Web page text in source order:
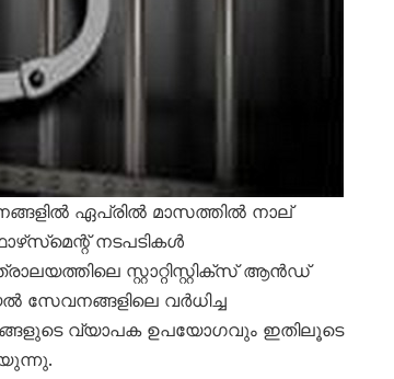
ഏപ്രിൽ മാസത്തിൽ നാല്
നടപടികൾ
സ്റ്റാറ്റിസ്റ്റിക്സ് ആൻഡ്
സേവനങ്ങളിലെ വർധിച്ച
വ്യാപക ഉപയോഗവും ഇതിലൂടെ